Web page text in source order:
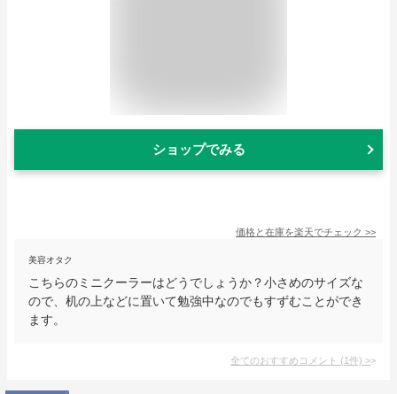
ショップでみる
価格と在庫を楽天でチェック >>
美容オタク
こちらのミニクーラーはどうでしょうか？小さめのサイズな
ので、机の上などに置いて勉強中なのでもすずむことができ
ます。
全てのおすすめコメント (1件) >